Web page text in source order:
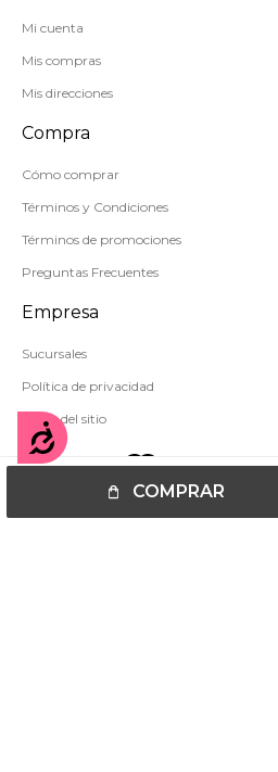
Accesibilidad
COMPRAR
Mi cuenta
Mis compras
Mis direcciones
Compra
Cómo comprar
Términos y Condiciones
Términos de promociones
Preguntas Frecuentes
Empresa
Sucursales
Política de privacidad
Mapa del sitio